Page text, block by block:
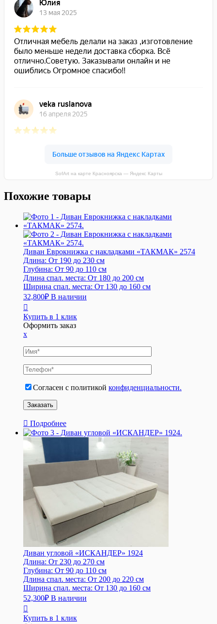
SofArt на карте Красноярска — Яндекс Карты
Похожие товары
Диван Еврокнижка с накладками «ТАКМАК» 2574
Длина: От 190 до 230 см
Глубина: От 90 до 110 см
Длина спал. места: От 180 до 200 см
Ширина спал. места: От 130 до 160 см
32,800₽ В наличии
Купить в 1 клик
Оформить заказ
x
Согласен с политикой конфиденциальности.
Подробнее
Диван угловой «ИСКАНДЕР» 1924
Длина: От 230 до 270 см
Глубина: От 90 до 110 см
Длина спал. места: От 200 до 220 см
Ширина спал. места: От 130 до 160 см
52,300₽ В наличии
Купить в 1 клик